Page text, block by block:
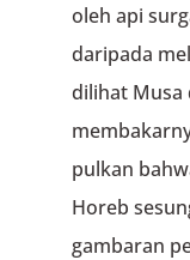
oleh api
daripada
dilihat Musa
pulkan
Horeb
gambaran